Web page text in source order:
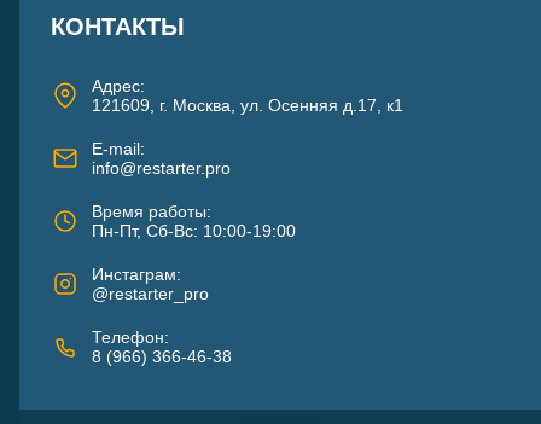
КОНТАКТЫ
Адрес:
121609, г. Москва, ул. Осенняя д.17, к1
E-mail:
info@restarter.pro
Время работы:
Пн-Пт, Сб-Вс: 10:00-19:00
Инстаграм:
@restarter_pro
Телефон:
8 (966) 366-46-38